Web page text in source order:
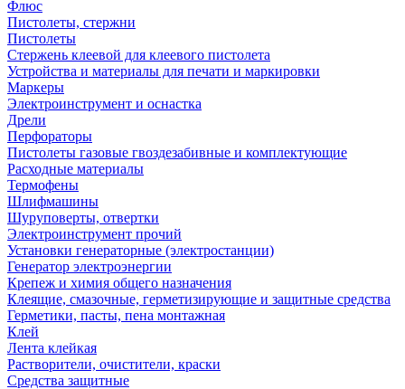
Флюс
Пистолеты, стержни
Пистолеты
Стержень клеевой для клеевого пистолета
Устройства и материалы для печати и маркировки
Маркеры
Электроинструмент и оснастка
Дрели
Перфораторы
Пистолеты газовые гвоздезабивные и комплектующие
Расходные материалы
Термофены
Шлифмашины
Шуруповерты, отвертки
Электроинструмент прочий
Установки генераторные (электростанции)
Генератор электроэнергии
Крепеж и химия общего назначения
Клеящие, смазочные, герметизирующие и защитные средства
Герметики, пасты, пена монтажная
Клей
Лента клейкая
Растворители, очистители, краски
Средства защитные